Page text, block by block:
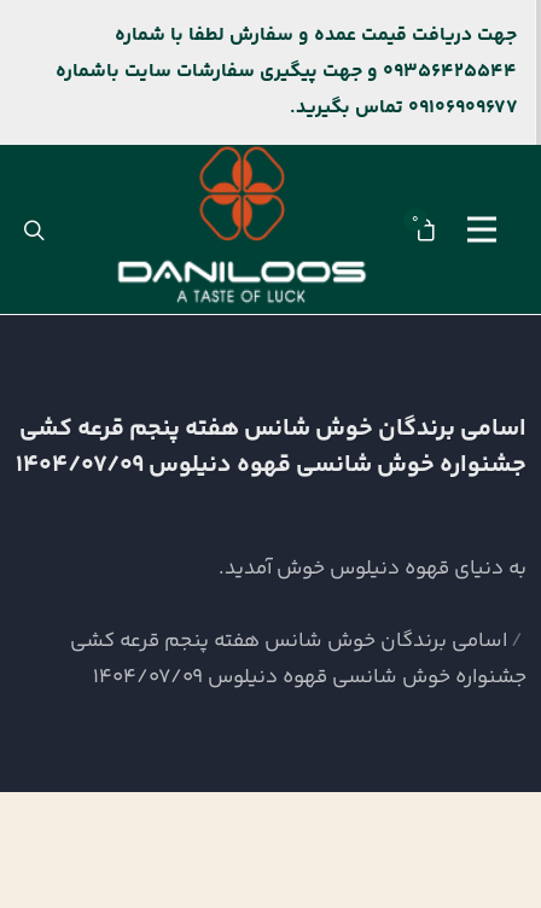
جهت دریافت قیمت عمده و سفارش لطفا با شماره
09356425544 و جهت پیگیری سفارشات سایت باشماره
09106909677 تماس بگیرید.
0
اسامی برندگان خوش شانس هفته پنجم قرعه کشی
جشنواره خوش شانسی قهوه دنیلوس 1404/07/09
به دنیای قهوه دنیلوس خوش آمدید.
اسامی برندگان خوش شانس هفته پنجم قرعه کشی
جشنواره خوش شانسی قهوه دنیلوس 1404/07/09